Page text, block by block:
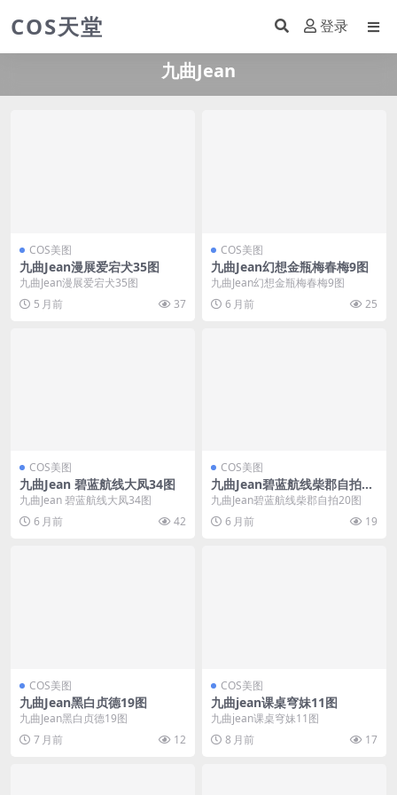
COS天堂 登录
九曲Jean
COS美图
九曲Jean漫展爱宕犬35图
九曲Jean漫展爱宕犬35图
5 月前
37
COS美图
九曲Jean幻想金瓶梅春梅9图
九曲Jean幻想金瓶梅春梅9图
6 月前
25
COS美图
九曲Jean 碧蓝航线大凤34图
九曲Jean 碧蓝航线大凤34图
6 月前
42
COS美图
九曲Jean碧蓝航线柴郡自拍20
图
九曲Jean碧蓝航线柴郡自拍20图
6 月前
19
COS美图
九曲Jean黑白贞德19图
九曲Jean黑白贞德19图
7 月前
12
COS美图
九曲jean课桌穹妹11图
九曲jean课桌穹妹11图
8 月前
17